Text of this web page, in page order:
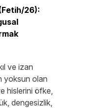
26):
ve izan
yoksun olan
hislerini öfke,
dengesizlik,